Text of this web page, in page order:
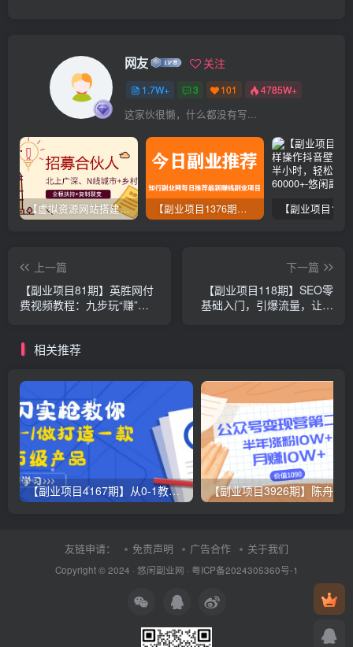
网友 关注
1.7W+ 3 101 4785W+
这家伙很懒，什么都没有写...
【虚拟资源网站搭建服务】加盟本站系统，做一个和本站一样的独立网站，躺赚的项目 【副业项目1376期】龟课最新闲鱼项目玩法实战教程_全新升级月收益几千到几万
上一篇
【副业项目81期】英胜网付
费视频教程：九步玩“赚”微
下一篇
【副业项目118期】SEO零
基础入门，引爆流量，让客
相关推荐
【副业项目4167期】从0-1教你打造一款千万级产品：策略产品能力+市场分析+竞品分析
友链申请： 免责声明 广告合作 关于我们
Copyright © 2024 · 悠闲副业网 · 粤ICP备2024305360号-1